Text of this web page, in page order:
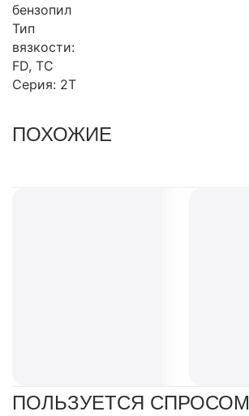
бензопил
Тип
вязкости:
FD, TC
Серия: 2T
ПОХОЖИЕ
ПОЛЬЗУЕТСЯ СПРОСОМ